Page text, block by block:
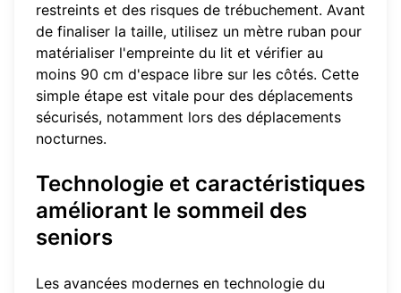
restreints et des risques de trébuchement. Avant
de finaliser la taille, utilisez un mètre ruban pour
matérialiser l'empreinte du lit et vérifier au
moins 90 cm d'espace libre sur les côtés. Cette
simple étape est vitale pour des déplacements
sécurisés, notamment lors des déplacements
nocturnes.
Technologie et caractéristiques
améliorant le sommeil des
seniors
Les avancées modernes en technologie du